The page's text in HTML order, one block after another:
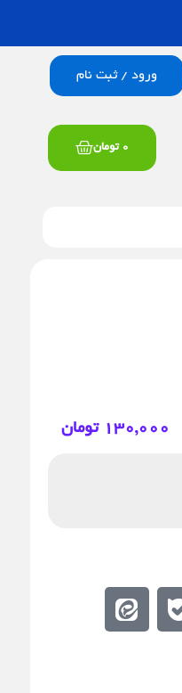
ورود / ثبت نام
0 تومانسبد
130,000 تومان
E
b
E
e